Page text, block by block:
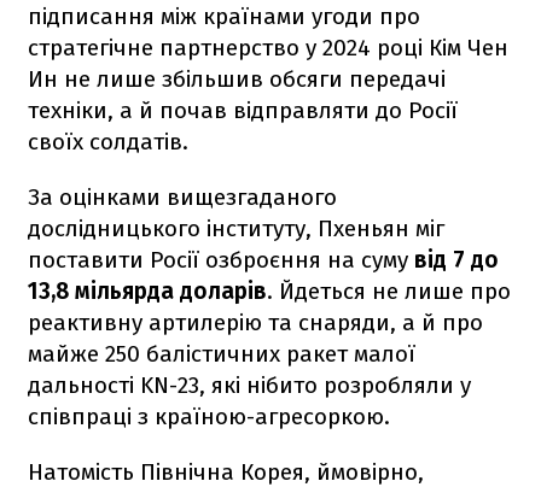
підписання між країнами угоди про
стратегічне партнерство у 2024 році Кім Чен
Ин не лише збільшив обсяги передачі
техніки, а й почав відправляти до Росії
своїх солдатів.
За оцінками вищезгаданого
дослідницького інституту, Пхеньян міг
поставити Росії озброєння на суму від 7 до
13,8 мільярда доларів. Йдеться не лише про
реактивну артилерію та снаряди, а й про
майже 250 балістичних ракет малої
дальності KN-23, які нібито розробляли у
співпраці з країною-агресоркою.
Натомість Північна Корея, ймовірно,